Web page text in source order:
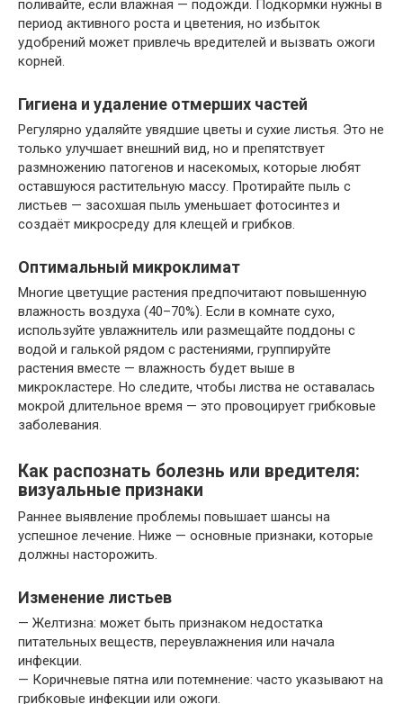
поливайте, если влажная — подожди. Подкормки нужны в
период активного роста и цветения, но избыток
удобрений может привлечь вредителей и вызвать ожоги
корней.
Гигиена и удаление отмерших частей
Регулярно удаляйте увядшие цветы и сухие листья. Это не
только улучшает внешний вид, но и препятствует
размножению патогенов и насекомых, которые любят
оставшуюся растительную массу. Протирайте пыль с
листьев — засохшая пыль уменьшает фотосинтез и
создаёт микросреду для клещей и грибков.
Оптимальный микроклимат
Многие цветущие растения предпочитают повышенную
влажность воздуха (40–70%). Если в комнате сухо,
используйте увлажнитель или размещайте поддоны с
водой и галькой рядом с растениями, группируйте
растения вместе — влажность будет выше в
микрокластере. Но следите, чтобы листва не оставалась
мокрой длительное время — это провоцирует грибковые
заболевания.
Как распознать болезнь или вредителя:
визуальные признаки
Раннее выявление проблемы повышает шансы на
успешное лечение. Ниже — основные признаки, которые
должны насторожить.
Изменение листьев
— Желтизна: может быть признаком недостатка
питательных веществ, переувлажнения или начала
инфекции.
— Коричневые пятна или потемнение: часто указывают на
грибковые инфекции или ожоги.